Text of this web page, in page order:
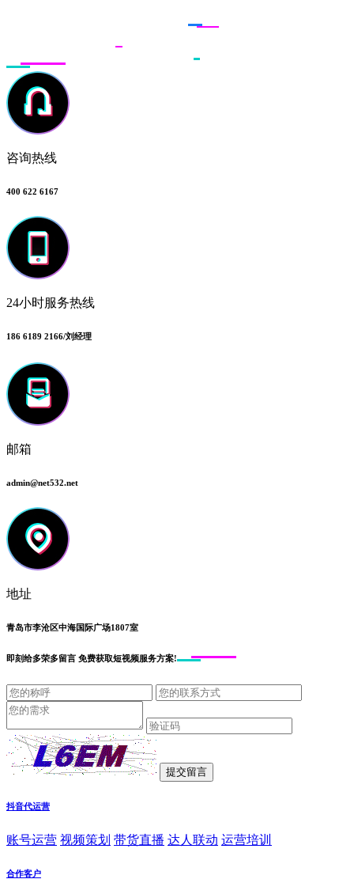
咨询热线
400 622 6167
24小时服务热线
186 6189 2166/刘经理
邮箱
admin@net532.net
地址
青岛市李沧区中海国际广场1807室
即刻给多荣多留言 免费获取短视频服务方案!
抖音代运营
账号运营 视频策划 带货直播 达人联动 运营培训
合作客户